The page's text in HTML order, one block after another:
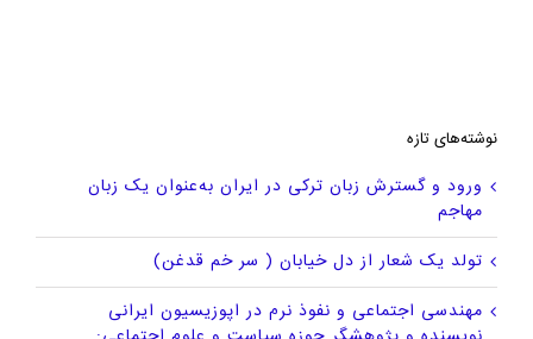
نوشته‌های تازه
ورود و گسترش زبان ترکی در ایران به‌عنوان یک زبان
مهاجم
تولد یک شعار از دل خیابان ( سر خم قدغن)
مهندسی اجتماعی و نفوذ نرم در اپوزیسیون ایرانی